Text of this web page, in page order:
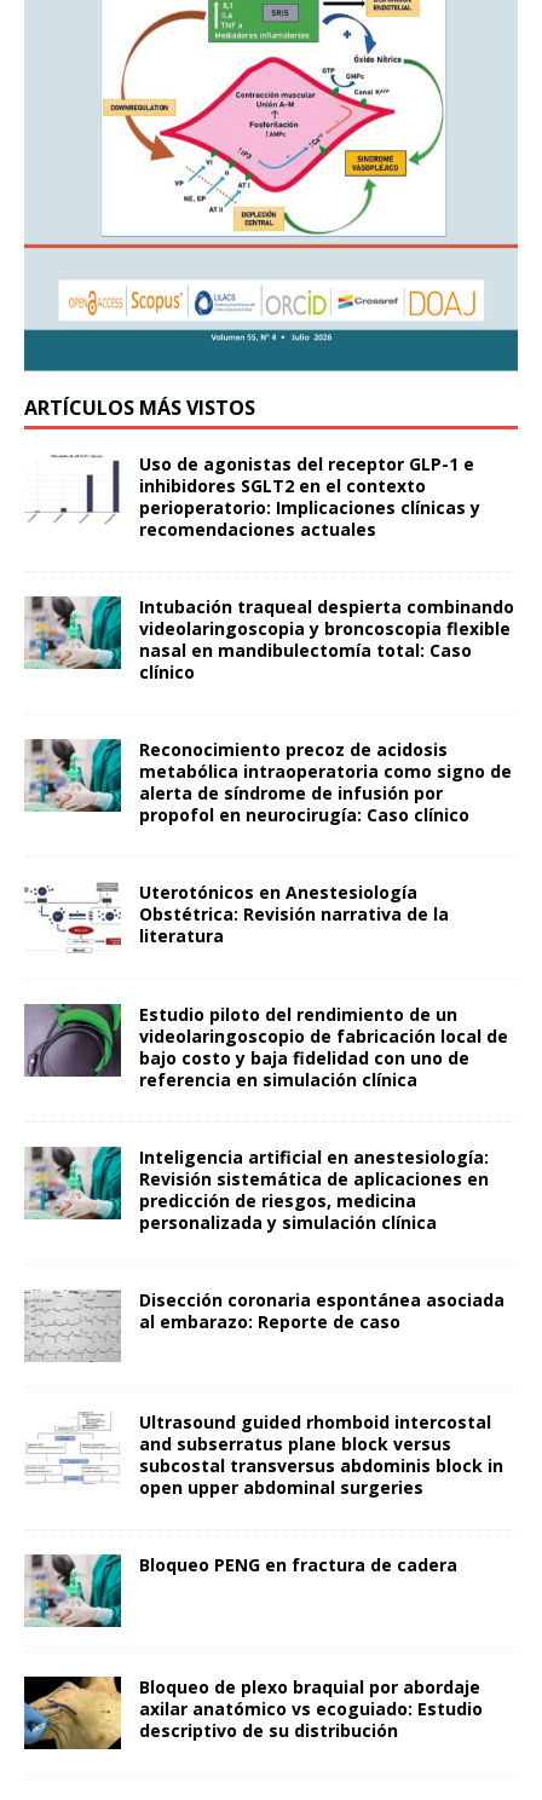
ARTÍCULOS MÁS VISTOS
Uso de agonistas del receptor GLP-1 e
inhibidores SGLT2 en el contexto
perioperatorio: Implicaciones clínicas y
recomendaciones actuales
Intubación traqueal despierta combinando
videolaringoscopia y broncoscopia flexible
nasal en mandibulectomía total: Caso
clínico
Reconocimiento precoz de acidosis
metabólica intraoperatoria como signo de
alerta de síndrome de infusión por
propofol en neurocirugía: Caso clínico
Uterotónicos en Anestesiología
Obstétrica: Revisión narrativa de la
literatura
Estudio piloto del rendimiento de un
videolaringoscopio de fabricación local de
bajo costo y baja fidelidad con uno de
referencia en simulación clínica
Inteligencia artificial en anestesiología:
Revisión sistemática de aplicaciones en
predicción de riesgos, medicina
personalizada y simulación clínica
Disección coronaria espontánea asociada
al embarazo: Reporte de caso
Ultrasound guided rhomboid intercostal
and subserratus plane block versus
subcostal transversus abdominis block in
open upper abdominal surgeries
Bloqueo PENG en fractura de cadera
Bloqueo de plexo braquial por abordaje
axilar anatómico vs ecoguiado: Estudio
descriptivo de su distribución